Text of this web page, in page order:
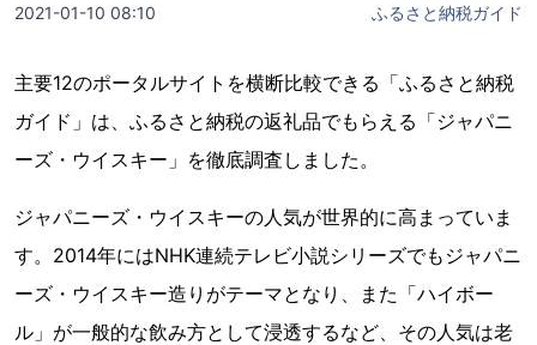
2021-01-10 08:10 ふるさと納税ガイド
主要12のポータルサイトを横断比較できる「ふるさと納税
ガイド」は、ふるさと納税の返礼品でもらえる「ジャパニ
ーズ・ウイスキー」を徹底調査しました。
ジャパニーズ・ウイスキーの人気が世界的に高まっていま
す。2014年にはNHK連続テレビ小説シリーズでもジャパニ
ーズ・ウイスキー造りがテーマとなり、また「ハイボー
ル」が一般的な飲み方として浸透するなど、その人気は老